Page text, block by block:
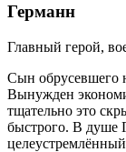
Германн
Главный герой,
Сын обрусевшего
Вынужден
тщательно это
быстрого. В душе